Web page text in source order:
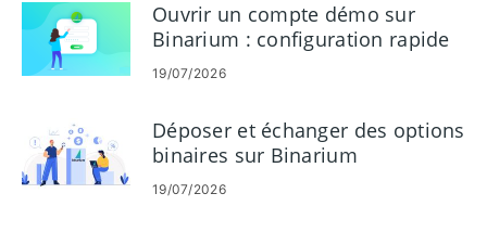
Ouvrir un compte démo sur
Binarium : configuration rapide
pour s'entraîner au trading
19/07/2026
Déposer et échanger des options
binaires sur Binarium
19/07/2026